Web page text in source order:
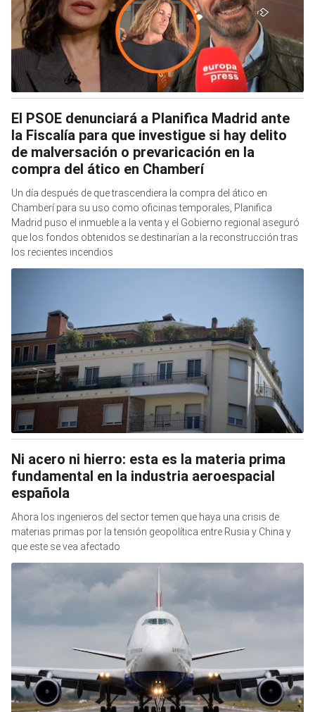
El PSOE denunciará a Planifica Madrid ante
la Fiscalía para que investigue si hay delito
de malversación o prevaricación en la
compra del ático en Chamberí
Un día después de que trascendiera la compra del ático en
Chamberí para su uso como oficinas temporales, Planifica
Madrid puso el inmueble a la venta y el Gobierno regional aseguró
que los fondos obtenidos se destinarían a la reconstrucción tras
los recientes incendios
Ni acero ni hierro: esta es la materia prima
fundamental en la industria aeroespacial
española
Ahora los ingenieros del sector temen que haya una crisis de
materias primas por la tensión geopolítica entre Rusia y China y
que este se vea afectado